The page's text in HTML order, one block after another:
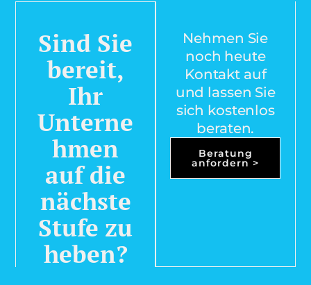
Sind Sie
bereit,
Ihr
Unterne
hmen
auf die
nächste
Stufe zu
heben?
Nehmen Sie
noch heute
Kontakt auf
und lassen Sie
sich kostenlos
beraten.
Beratung
anfordern >